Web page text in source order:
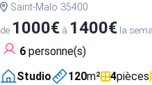
Saint-Malo 35400
de 1000€à 1400€la
6personne(s)
Studio
120m² 4pièces